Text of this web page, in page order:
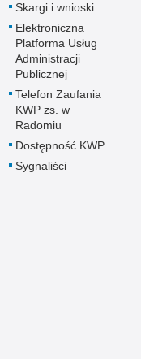
Skargi i wnioski
Elektroniczna
Platforma Usług
Administracji
Publicznej
Telefon Zaufania
KWP zs. w
Radomiu
Dostępność KWP
Sygnaliści